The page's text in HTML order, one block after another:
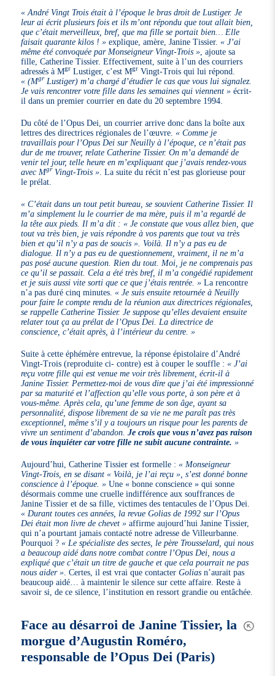
« André Vingt Trois était à l’époque le bras droit de Lustiger. Je
leur ai écrit plusieurs fois et ils m’ont répondu que tout allait bien,
que c’était merveilleux, bref, que ma fille se portait bien… Elle
faisait quarante kilos ! » explique, amère, Janine Tissier.« J’ai
même été convoquée par Monseigneur Vingt-Trois » , ajoute sa
fille, Catherine Tissier. Effectivement, suite à l’un des courriers
adressés à Mgr Lustiger, c’est Mgr Vingt-Trois qui lui répond.
« (MgrLustiger) m’a chargé d’étudier le cas que vous lui signalez.
Je vais rencontrer votre fille dans les semaines qui viennent » écrit-
il dans un premier courrier en date du 20 septembre 1994.
Du côté de l’Opus Dei, un courrier arrive donc dans la boîte aux
lettres des directrices régionales de l’œuvre.« Comme je
travaillais pour l’Opus Dei sur Neuilly à l’époque, ce n’était pas
dur de me trouver, relate Catherine Tissier. On m’a demandé de
venir tel jour, telle heure en m’expliquant que j’avais rendez-vous
avec MgrVingt-Trois » . La suite du récit n’est pas glorieuse pour
le prélat.
« C’était dans un tout petit bureau, se souvient Catherine Tissier. Il
m’a simplement lu le courrier de ma mère, puis il m’a regardé de
la tête aux pieds. Il m’a dit : « Je constate que vous allez bien, que
tout va très bien, je vais répondre à vos parents que tout va très
bien et qu’il n’y a pas de soucis ». Voilà. Il n’y a pas eu de
dialogue. Il n’y a pas eu de questionnement, vraiment, il ne m’a
pas posé aucune question. Rien du tout. Moi, je ne comprenais pas
ce qu’il se passait. Cela a été très bref, il m’a congédié rapidement
et je suis aussi vite sorti que ce que j’étais rentrée. » La rencontre
n’a pas duré cinq minutes.« Je suis ensuite retournée à Neuilly
pour faire le compte rendu de la réunion aux directrices régionales,
se rappelle Catherine Tissier. Je suppose qu’elles devaient ensuite
relater tout ça au prélat de l’Opus Dei. La directrice de
conscience, c’était après, à l’intérieur du centre. »
Suite à cette éphémère entrevue, la réponse épistolaire d’André
Vingt-Trois (reproduite ci- contre) est à couper le souffle :« J’ai
reçu votre fille qui est venue me voir très librement, écrit-il à
Janine Tissier. Permettez-moi de vous dire que j’ai été impressionné
par sa maturité et l’affection qu’elle vous porte, à son père et à
vous-même. Après cela, qu’une femme de son âge, ayant sa
personnalité, dispose librement de sa vie ne me paraît pas très
exceptionnel, même s’il y a toujours un risque pour les parents de
vivre un sentiment d’abandon.Je crois que vous n’avez pas raison
de vous inquiéter car votre fille ne subit aucune contrainte. »
Aujourd’hui, Catherine Tissier est formelle :« Monseigneur
Vingt-Trois, en se disant « Voilà, je l’ai reçu », s’est donné bonne
conscience à l’époque. » Une « bonne conscience » qui sonne
désormais comme une cruelle indifférence aux souffrances de
Janine Tissier et de sa fille, victimes des tentacules de l’Opus Dei.
« Durant toutes ces années, la revue Golias de 1992 sur l’Opus
Dei était mon livre de chevet » affirme aujourd’hui Janine Tissier,
qui n’a pourtant jamais contacté notre adresse de Villeurbanne.
Pourquoi ?« Le spécialiste des sectes, le père Trousselard, qui nous
a beaucoup aidé dans notre combat contre l’Opus Dei, nous a
expliqué que c’était un titre de gauche et que cela pourrait ne pas
nous aider » . Certes, il est vrai que contacterGolias n’aurait pas
beaucoup aidé… à maintenir le silence sur cette affaire. Reste à
savoir si, de ce silence, l’institution en ressort grandie ou entâchée.
Face au désarroi de Janine Tissier, la
morgue d’Augustin Roméro,
responsable de l’Opus Dei (Paris)